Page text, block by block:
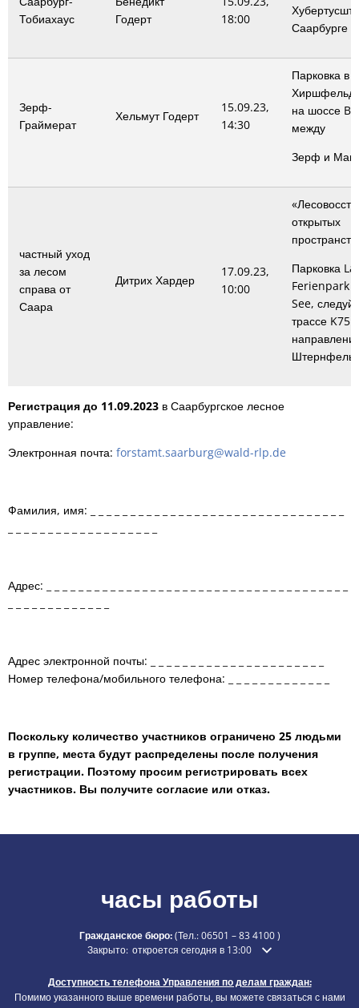
Тобиахаус
Годерт
18:00
Саарбурге
Зерф-
Граймерат
Хельмут Годерт
15.09.23,
14:30
Парковка в
на шоссе
между
Зерф и
частный уход
за лесом
справа от
Саара
Дитрих Хардер
17.09.23,
10:00
открытых
Парковка
Ferienpark
See,
трассе K75 в
Регистрация до 11.09.2023 в Саарбургское лесное
управление:
Электронная почта: forstamt.saarburg@wald-rlp.de
Фамилия, имя: _ _ _ _ _ _ _ _ _ _ _ _ _ _ _ _ _ _ _ _ _ _ _ _ _ _ _ _ _ _ _ _
Адрес: _ _ _ _ _ _ _ _ _ _ _ _ _ _ _ _ _ _ _ _ _ _ _ _ _ _ _ _ _ _ _ _ _ _ _ _ _ _
Адрес электронной почты: _ _ _ _ _ _ _ _ _ _ _ _ _ _ _ _ _ _ _ _ _ _
Номер телефона/мобильного телефона: _ _ _ _ _ _ _ _ _ _ _ _ _
Поскольку количество участников ограничено 25 людьми
в группе, места будут распределены после получения
регистрации. Поэтому просим регистрировать всех
участников. Вы получите согласие или отказ.
часы работы
Гражданское бюро:(Тел.:06501 – 83 4100)
Нажмите, чтобы скрыть дополнительное время открытия
Закрыто: откроется сегодня в 13:00
Доступность телефона Управления по делам граждан:
Помимо указанного выше времени работы, вы можете связаться с нами